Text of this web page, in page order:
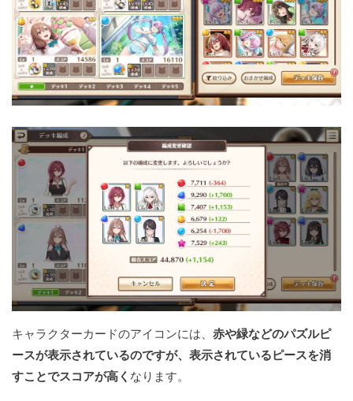
キャラクターカードのアイコンには、 赤や緑などのパズルピ
ースが表示されているのですが、表示されているピースを消
すことでスコアが高く なります。